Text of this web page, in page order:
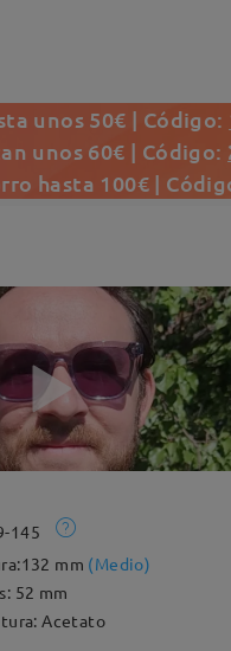
unos 50€ | Código:
unos 60€ | Código:
hasta 100€ |
145
132 mm (Medio)
52 mm
Acetato